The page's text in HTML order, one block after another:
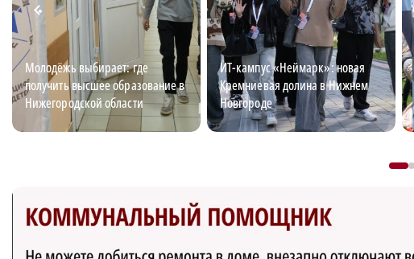
Молодёжь выбирает: где
получить высшее образование в
Нижегородской области
ИТ-кампус «Неймарк»: новая
Кремниевая долина в Нижнем
Новгороде